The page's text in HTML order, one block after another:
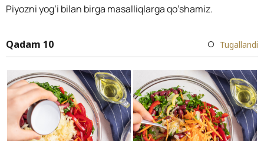
Piyozni yog’i bilan birga masalliqlarga qo’shamiz.
Qadam 10 Tugallandi